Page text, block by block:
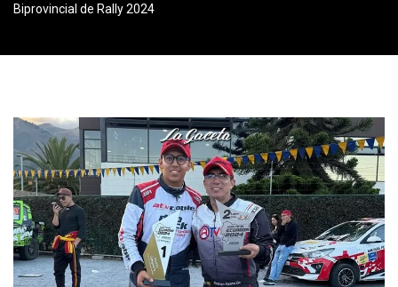
Biprovincial de Rally 2024